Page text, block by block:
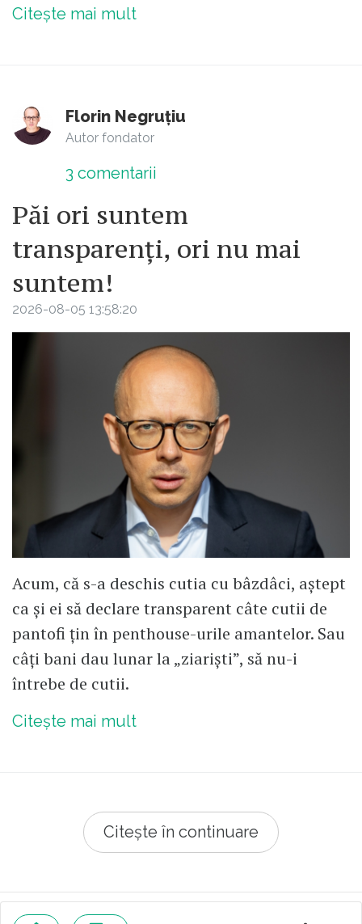
Citește mai mult
Florin Negruțiu
Autor fondator
3 comentarii
Păi ori suntem
transparenți, ori nu mai
suntem!
2026-08-05 13:58:20
Acum, că s-a deschis cutia cu bâzdâci, aștept
ca și ei să declare transparent câte cutii de
pantofi țin în penthouse-urile amantelor. Sau
câți bani dau lunar la „ziariști”, să nu-i
întrebe de cutii.
Citește mai mult
Citește în continuare
© 2026 Republica.ro